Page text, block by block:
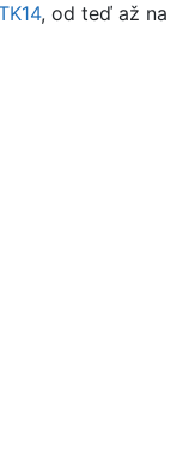
, od teď až na